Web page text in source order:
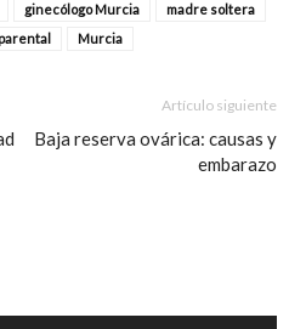
ginecólogo Murcia
madre soltera
Murcia
Artículo siguiente
Baja reserva ovárica: causas y
embarazo